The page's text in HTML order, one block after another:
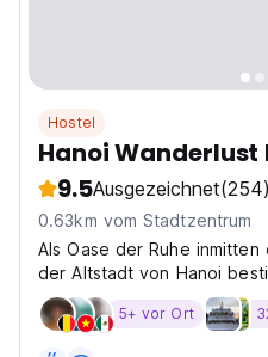
Hostel
Hanoi Wanderlust
9.5Ausgezeichnet(254)
0.63km vom Stadtzentrum
Als Oase der Ruhe
der Altstadt von Hanoi
durch seinen urban-
Moderne harmonisch
5+ vor Ort